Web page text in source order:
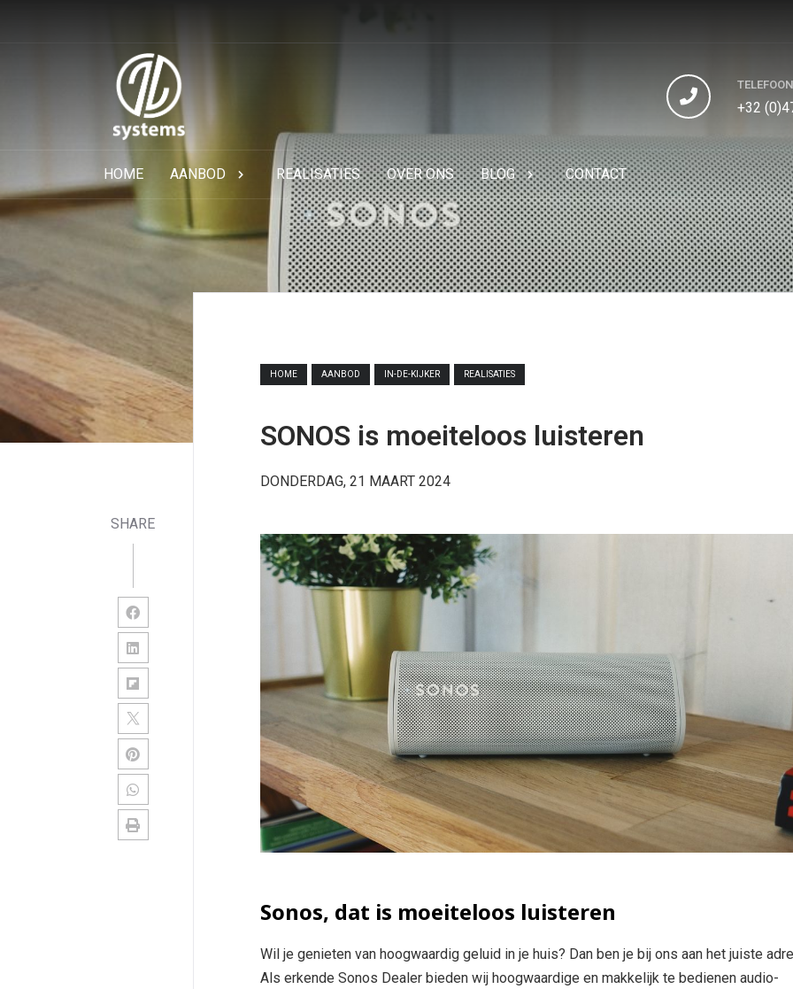
TELEFOON
+32
HOME AANBOD REALISATIES OVER ONS BLOG CONTACT
SHARE
HOME AANBOD IN-DE-KIJKER REALISATIES
SONOS is moeiteloos luisteren
DONDERDAG, 21 MAART 2024
Sonos, dat is moeiteloos luisteren
Wil je genieten van hoogwaardig geluid in je huis? Dan ben je bij ons aan het juiste
Als erkende Sonos Dealer bieden wij hoogwaardige en makkelijk te bedienen audio-